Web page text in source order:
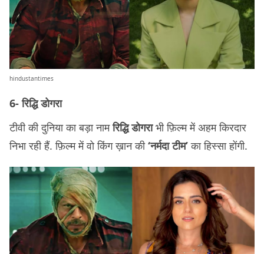
hindustantimes
6- रिद्धि डोगरा
टीवी की दुनिया का बड़ा नामरिद्धि डोगराभी फ़िल्म में अहम किरदार
निभा रही हैं. फ़िल्म में वो किंग ख़ान की‘नर्मदा टीम’का हिस्सा होंगी.